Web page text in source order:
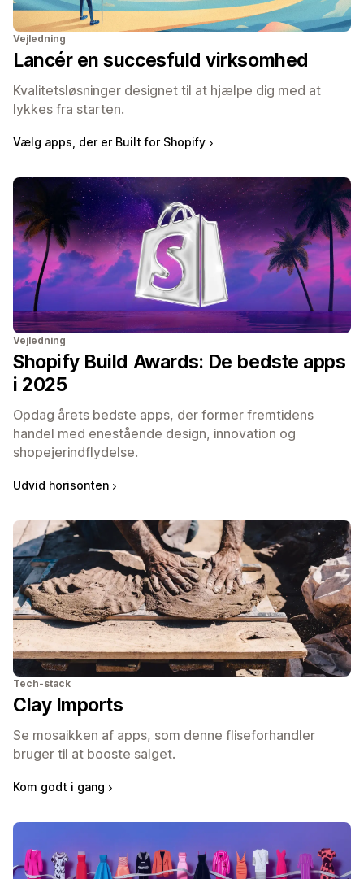
Vejledning
Lancér en succesfuld virksomhed
Kvalitetsløsninger designet til at hjælpe dig med at
lykkes fra starten.
Vælg apps, der er Built for Shopify
Vejledning
Shopify Build Awards: De bedste apps
i 2025
Opdag årets bedste apps, der former fremtidens
handel med enestående design, innovation og
shopejerindflydelse.
Udvid horisonten
Tech-stack
Clay Imports
Se mosaikken af apps, som denne fliseforhandler
bruger til at booste salget.
Kom godt i gang